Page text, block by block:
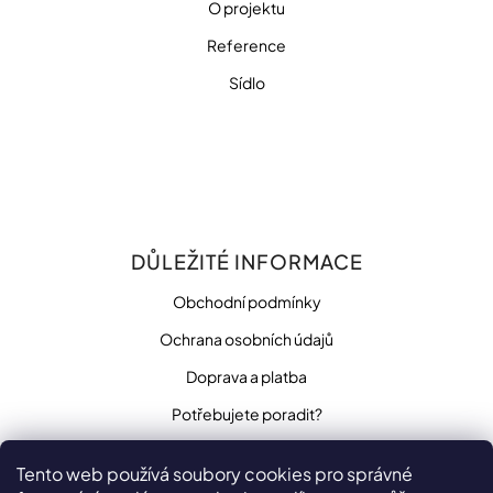
Tento web používá soubory cookies pro správné
O projektu
Reference
Sídlo
DŮLEŽITÉ INFORMACE
Obchodní podmínky
Ochrana osobních údajů
Doprava a platba
Potřebujete poradit?